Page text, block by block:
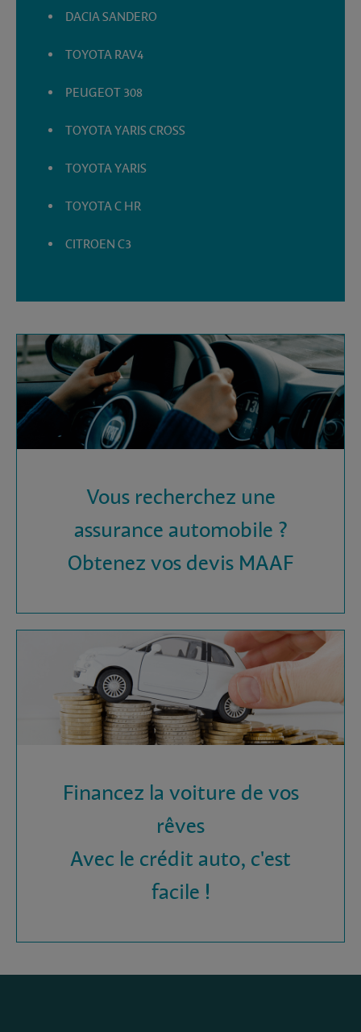
DACIA SANDERO
TOYOTA RAV4
PEUGEOT 308
TOYOTA YARIS CROSS
TOYOTA YARIS
TOYOTA C HR
CITROEN C3
Vous recherchez une
assurance automobile ?
Obtenez vos devis MAAF
Financez la voiture de vos
rêves
Avec le crédit auto, c'est
facile !